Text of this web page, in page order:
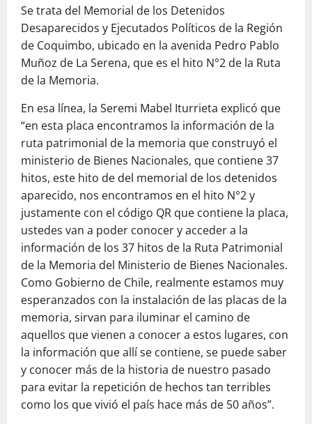
Se trata del Memorial de los Detenidos
Desaparecidos y Ejecutados Políticos de la Región
de Coquimbo, ubicado en la avenida Pedro Pablo
Muñoz de La Serena, que es el hito N°2 de la Ruta
de la Memoria.
En esa línea, la Seremi Mabel Iturrieta explicó que
“en esta placa encontramos la información de la
ruta patrimonial de la memoria que construyó el
ministerio de Bienes Nacionales, que contiene 37
hitos, este hito de del memorial de los detenidos
aparecido, nos encontramos en el hito N°2 y
justamente con el código QR que contiene la placa,
ustedes van a poder conocer y acceder a la
información de los 37 hitos de la Ruta Patrimonial
de la Memoria del Ministerio de Bienes Nacionales.
Como Gobierno de Chile, realmente estamos muy
esperanzados con la instalación de las placas de la
memoria, sirvan para iluminar el camino de
aquellos que vienen a conocer a estos lugares, con
la información que allí se contiene, se puede saber
y conocer más de la historia de nuestro pasado
para evitar la repetición de hechos tan terribles
como los que vivió el país hace más de 50 años”.